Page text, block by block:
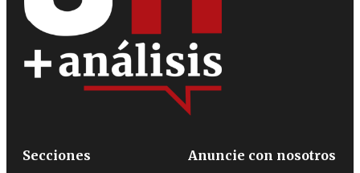
Secciones
Anuncie con nosotros